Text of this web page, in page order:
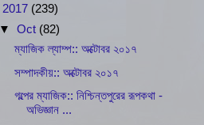
2017 (239)
▼Oct (82)
ম্যাজিক ল্যাম্প:: অক্টোবর ২০১৭
সম্পাদকীয়:: অক্টোবর ২০১৭
গল্পের ম্যাজিক:: নিশ্চিন্তপুরের রূপকথা -
অভিজ্ঞান ...